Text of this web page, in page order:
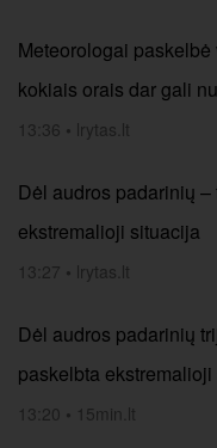
Meteorologai
kokiais orais dar gali
13:36 • lrytas.lt
Dėl audros padarinių
ekstremalioji situacija
13:27 • lrytas.lt
Dėl audros padarinių
paskelbta
13:20 • 15min.lt